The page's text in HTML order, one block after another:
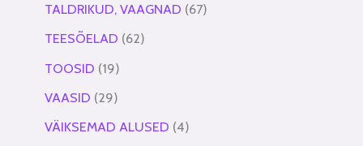
TALDRIKUD, VAAGNAD 67
TEESÕELAD 62
TOOSID 19
VAASID 29
VÄIKSEMAD ALUSED 4